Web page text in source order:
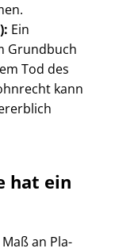
Ein
Grundbuch
Tod des
kann
hat ein
an Pla­